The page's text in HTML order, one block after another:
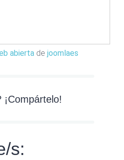
abierta de joomlaes
s: